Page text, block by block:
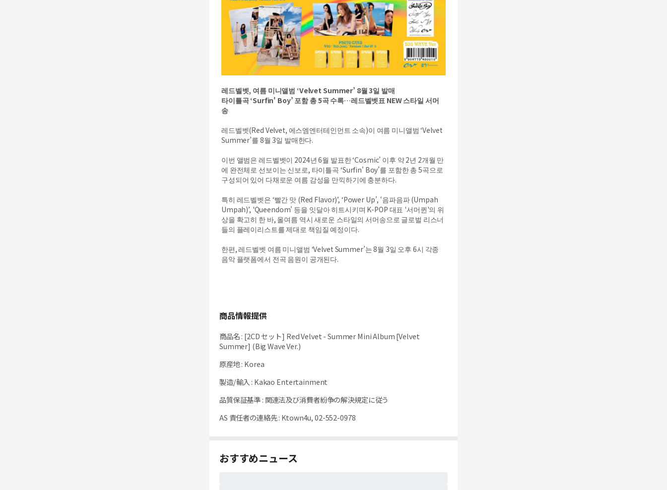
레드벨벳, 여름 미니앨범 ‘Velvet Summer’ 8월 3일 발매
타이틀곡 ‘Surfin' Boy’ 포함 총 5곡 수록…레드벨벳표 NEW 스타일 서머
송
레드벨벳(Red Velvet, 에스엠엔터테인먼트 소속)이 여름 미니앨범 ‘Velvet
Summer’를 8월 3일 발매한다.
이번 앨범은 레드벨벳이 2024년 6월 발표한 ‘Cosmic’ 이후 약 2년 2개월 만
에 완전체로 선보이는 신보로, 타이틀곡 ‘Surfin' Boy’를 포함한 총 5곡으로
구성되어 있어 다채로운 여름 감성을 만끽하기에 충분하다.
특히 레드벨벳은 ‘빨간 맛 (Red Flavor)’, ‘Power Up’, ‘음파음파 (Umpah
Umpah)’, 'Queendom' 등을 잇달아 히트시키며 K-POP 대표 '서머퀸'의 위
상을 확고히 한 바, 올여름 역시 새로운 스타일의 서머송으로 글로벌 리스너
들의 플레이리스트를 제대로 책임질 예정이다.
한편, 레드벨벳 여름 미니앨범 ‘Velvet Summer’는 8월 3일 오후 6시 각종
음악 플랫폼에서 전곡 음원이 공개된다.
商品情報提供
商品名: [2CD セット] Red Velvet - Summer Mini Album [Velvet
Summer] (Big Wave Ver.)
原産地: Korea
製造/輸入 : Kakao Entertainment
品質保証基準: 関連法及び消費者紛争の解決規定に従う
AS 責任者の連絡先: Ktown4u, 02-552-0978
おすすめニュース